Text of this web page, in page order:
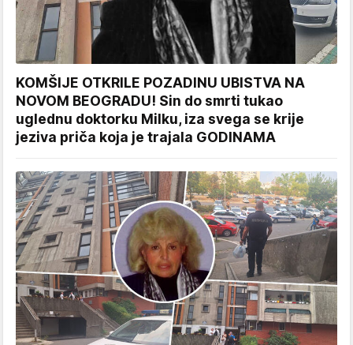
KOMŠIJE OTKRILE POZADINU UBISTVA NA
NOVOM BEOGRADU! Sin do smrti tukao
uglednu doktorku Milku, iza svega se krije
jeziva priča koja je trajala GODINAMA